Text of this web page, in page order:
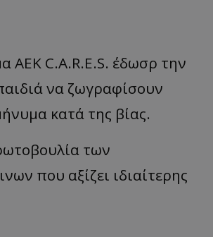
ΑΕΚ C.A.R.E.S. έδωσρ την
να ζωγραφίσουν
κατά της βίας.
των
που αξίζει ιδιαίτερης